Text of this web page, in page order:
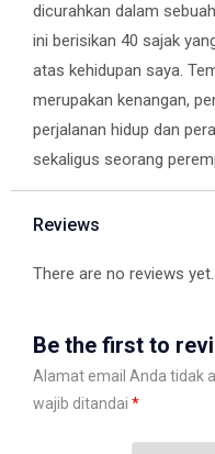
dicurahkan dalam
ini berisikan 40 sajak
atas kehidupan saya.
merupakan kenangan,
perjalanan hidup dan
sekaligus seorang
Reviews
There are no reviews yet.
Be the first to
Alamat email Anda tidak
wajib ditandai *